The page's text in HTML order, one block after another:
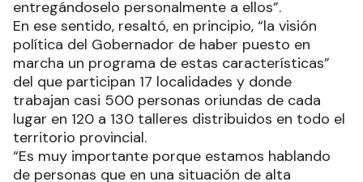
entregándoselo personalmente a ellos”.
En ese sentido, resaltó, en principio, “la visión
política del Gobernador de haber puesto en
marcha un programa de estas características”
del que participan 17 localidades y donde
trabajan casi 500 personas oriundas de cada
lugar en 120 a 130 talleres distribuidos en todo el
territorio provincial.
“Es muy importante porque estamos hablando
de personas que en una situación de alta